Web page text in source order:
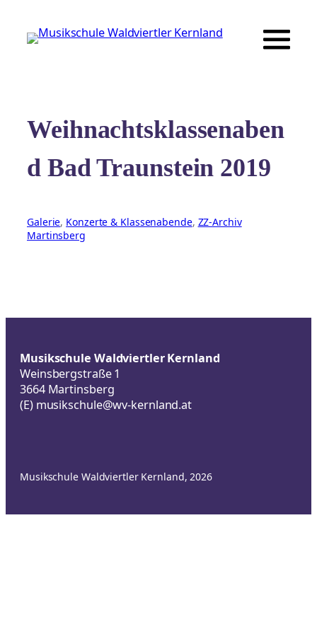
springen
Weihnachtsklassenaben
d Bad Traunstein 2019
Galerie, Konzerte & Klassenabende, ZZ-Archiv
Martinsberg
Musikschule Waldviertler Kernland
Weinsbergstraße 1
3664 Martinsberg
(E) musikschule@wv-kernland.at
Musikschule Waldviertler Kernland, 2026